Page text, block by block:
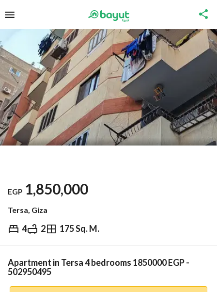
EGP 1,850,000
Tersa, Giza
4 2 175 Sq. M.
EGP 1,850,000
Overview Trends & Indices Mortgage
Apartment in Tersa 4 bedrooms 1850000 EGP -
502950495